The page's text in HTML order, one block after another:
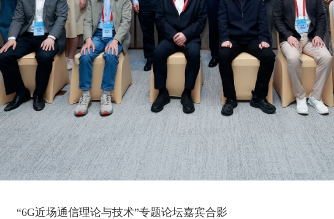
“6G近场通信理论与技术”专题论坛嘉宾合影